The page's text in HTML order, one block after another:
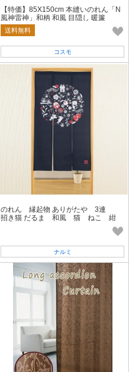
【特価】85X150cm 本縫いのれん「N
風神雷神」和柄 和風 目隠し 暖簾
送料無料
コスモ
のれん 縁起物 ありがたや 3連
招き猫 だるま 和風 猫 ねこ 紺
ナルミ